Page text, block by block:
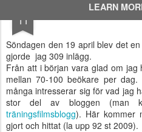
LEARN
11 De bästa
Söndagen den 19 april blev det
gjorde jag 309 inlägg.
Från att i början vara glad om
mellan 70-100 beökare per
många intresserar sig för vad jag
stor del av bloggen (man
träningsfilmsblogg). Här kommer
gjort och hittat (la upp 92 st 2009).